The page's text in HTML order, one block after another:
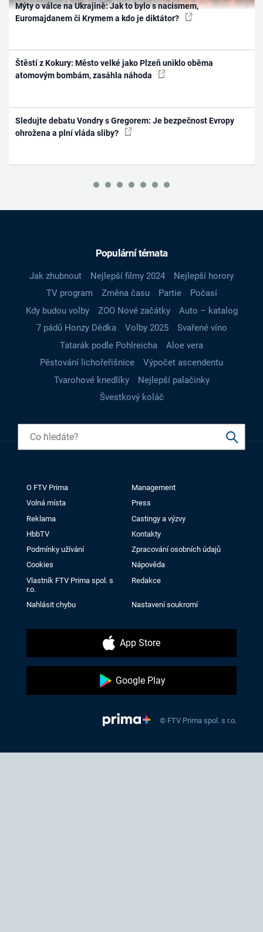
Mýty o válce na Ukrajině: Jak to bylo s nacismem,
Euromajdanem či Krymem a kdo je diktátor?
Štěstí z Kokury: Město velké jako Plzeň uniklo oběma
atomovým bombám, zasáhla náhoda
Sledujte debatu Vondry s Gregorem: Je bezpečnost Evropy
ohrožena a plní vláda sliby?
Populární témata
Jak zhubnout Nejlepší filmy 2024
Nejlepší horory
TV program
Změna času Partie
Počasí
Kdy budou volby
ZOO Nové začátky
Auto – katalog
7 pádů Honzy Dědka
Volby 2025
Svařené víno
Tatarák podle Pohlreicha
Aloe vera
Pěstování lichořeřišnice
Výpočet ascendentu
Tvarohové knedlíky
Nejlepší palačinky
Švestkový koláč
O FTV Prima
Management
Volná místa
Press
Reklama
Castingy a výzvy
HbbTV
Kontakty
Podmínky užívání
Zpracování osobních údajů
Cookies
Nápověda
Vlastník FTV Prima spol. s
r.o.
Redakce
Nahlásit chybu Nastavení soukromí
App Store
Google Play
© FTV Prima spol. s r.o.